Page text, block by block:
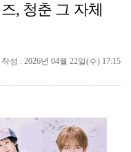
'리틀 김연경' 손서연 28점 폭발…U17 여자배구, …
데이식스 영케이, '사운드플래닛페스티벌' 출격…첫 솔로…
득
, 청춘 그 자체
작성 : 2026년 04월 22일(수) 17:15